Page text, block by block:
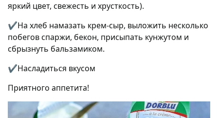
яркий цвет, свежесть и хрусткость).
✔На хлеб намазать крем-сыр, выложить несколько
побегов спаржи, бекон, присыпать кунжутом и
сбрызнуть бальзамиком.
✔Насладиться вкусом
Приятного аппетита!